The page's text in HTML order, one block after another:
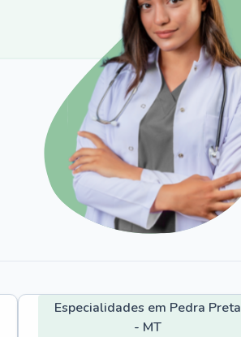
Especialidades em Pedra Preta
- MT